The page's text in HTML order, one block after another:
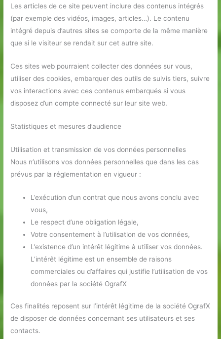
Les articles de ce site peuvent inclure des contenus intégrés
(par exemple des vidéos, images, articles…). Le contenu
intégré depuis d’autres sites se comporte de la même manière
que si le visiteur se rendait sur cet autre site.
Ces sites web pourraient collecter des données sur vous,
utiliser des cookies, embarquer des outils de suivis tiers, suivre
vos interactions avec ces contenus embarqués si vous
disposez d’un compte connecté sur leur site web.
Statistiques et mesures d’audience
Utilisation et transmission de vos données personnelles
Nous n’utilisons vos données personnelles que dans les cas
prévus par la réglementation en vigueur :
L’exécution d’un contrat que nous avons conclu avec
vous,
Le respect d’une obligation légale,
Votre consentement à l’utilisation de vos données,
L’existence d’un intérêt légitime à utiliser vos données.
L’intérêt légitime est un ensemble de raisons
commerciales ou d’affaires qui justifie l’utilisation de vos
données par la société OgrafX
Ces finalités reposent sur l’intérêt légitime de la société OgrafX
de disposer de données concernant ses utilisateurs et ses
contacts.